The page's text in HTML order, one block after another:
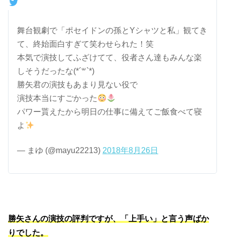
舞台観劇で「ポセイドンの孫とYシャツと私」観てき
て、終始面白すぎて笑わせられた！笑
本気で演技してふざけてて、役者さん達もみんな楽
しそうだったな(*´꒳`*)
勝矢君の演技もあまり見ない役で
演技本当にすごかった
パワー貰えたから明日の仕事に備えてご飯食べて寝
よ
— まゆ (@mayu22213) 2018年8月26日
勝矢さんの演技の評判ですが、「上手い」と言う声ばか
りでした。